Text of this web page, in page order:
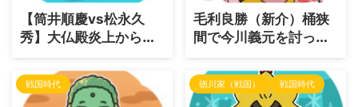
【筒井順慶vs松永久
秀】大仏殿炎上から究
極の爆死まで！大和を
二分した「名門」と
「成り上がり」の死闘
毛利良勝（新介）桶狭
間で今川義元を討った
男はなぜ大名になれな
かった？信長の「人
事」と知られざる生涯
戦国時代 徳川家（戦国） 戦国時代